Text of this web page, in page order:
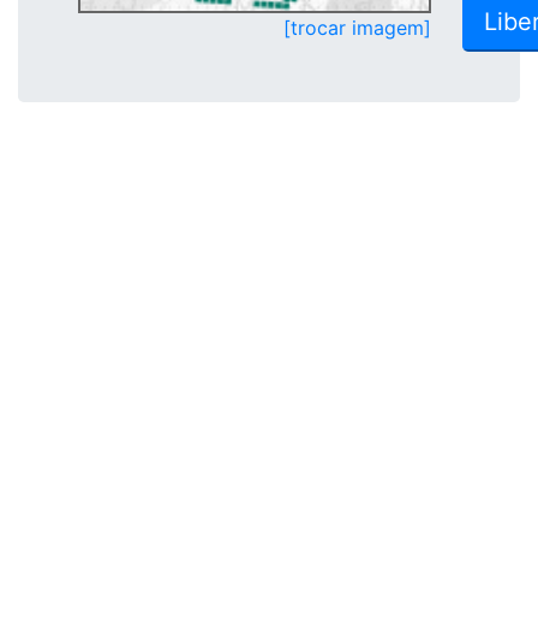
[trocar imagem]